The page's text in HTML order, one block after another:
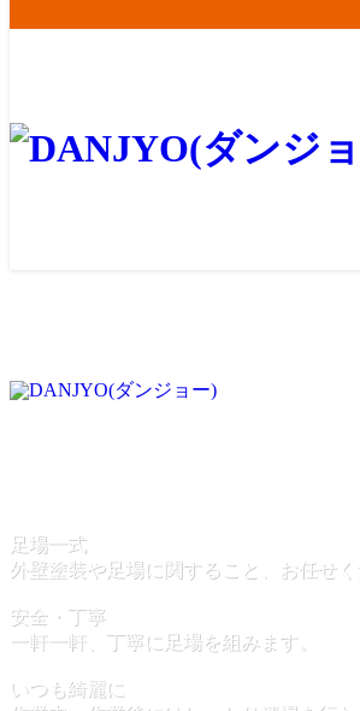
足場一式
外壁塗装や足場に関すること、お任せく
安全・丁寧
一軒一軒、丁寧に足場を組みます。
いつも綺麗に